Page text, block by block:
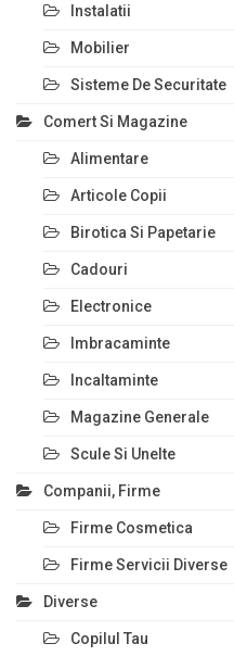
Instalatii
Mobilier
Sisteme De Securitate
Comert Si Magazine
Alimentare
Articole Copii
Birotica Si Papetarie
Cadouri
Electronice
Imbracaminte
Incaltaminte
Magazine Generale
Scule Si Unelte
Companii, Firme
Firme Cosmetica
Firme Servicii Diverse
Diverse
Copilul Tau